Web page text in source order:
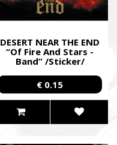
DESERT NEAR THE END
“Of Fire And Stars -
Band” /Sticker/
€ 0.15